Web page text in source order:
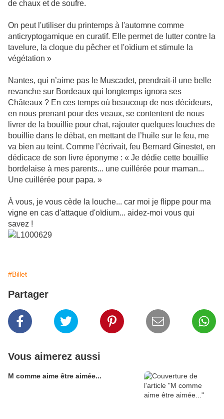
de chaux et de soufre.
On peut l'utiliser du printemps à l'automne comme
anticryptogamique en curatif. Elle permet de lutter contre la
tavelure, la cloque du pêcher et l'oïdium et stimule la
végétation »
Nantes, qui n’aime pas le Muscadet, prendrait-il une belle
revanche sur Bordeaux qui longtemps ignora ses
Châteaux ? En ces temps où beaucoup de nos décideurs,
en nous prenant pour des veaux, se contentent de nous
livrer de la bouillie pour chat, rajouter quelques louches de
bouillie dans le débat, en mettant de l’huile sur le feu, me
va bien au teint. Comme l’écrivait, feu Bernard Ginestet, en
dédicace de son livre éponyme : « Je dédie cette bouillie
bordelaise à mes parents... une cuillérée pour maman...
Une cuillérée pour papa. »
À vous, je vous cède la louche... car moi je flippe pour ma
vigne en cas d'attaque d'oïdium... aidez-moi vous qui
savez !
#Billet
Partager
Vous aimerez aussi
M comme aime être aimée...